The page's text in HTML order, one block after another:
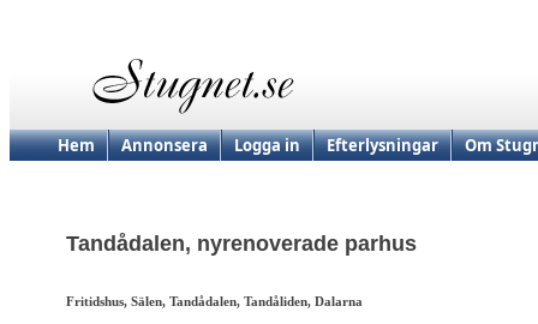
Hem Annonsera Logga in Efterlysningar Om
Tandådalen, nyrenoverade parhus
Fritidshus, Sälen, Tandådalen, Tandåliden, Dalarna